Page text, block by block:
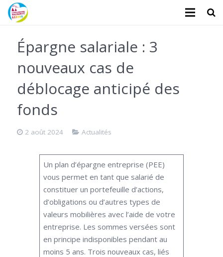
L’association
Administratifs
Logements
Santé
Faire un don
Épargne salariale : 3
nouveaux cas de
déblocage anticipé des
fonds
2 août 2024 Actualités
Un plan d’épargne entreprise (PEE)
vous permet en tant que salarié de
constituer un portefeuille d’actions,
d’obligations ou d’autres types de
valeurs mobilières avec l’aide de votre
entreprise. Les sommes versées sont
en principe indisponibles pendant au
moins 5 ans. Trois nouveaux cas, liés